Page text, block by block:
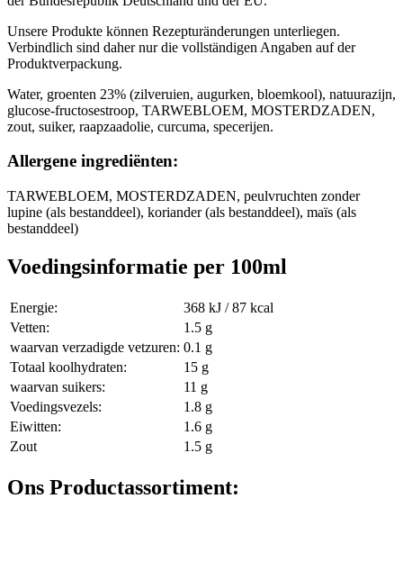
Unsere Produkte können Rezepturänderungen unterliegen.
Verbindlich sind daher nur die vollständigen Angaben auf der
Produktverpackung.
Water, groenten 23% (zilveruien, augurken, bloemkool), natuurazijn,
glucose-fructosestroop, TARWEBLOEM, MOSTERDZADEN,
zout, suiker, raapzaadolie, curcuma, specerijen.
Allergene ingrediënten:
TARWEBLOEM, MOSTERDZADEN, peulvruchten zonder
lupine (als bestanddeel), koriander (als bestanddeel), maïs (als
bestanddeel)
Voedingsinformatie per 100ml
Energie:
368 kJ / 87 kcal
Vetten:
1.5 g
waarvan verzadigde vetzuren: 0.1 g
Totaal koolhydraten:
15 g
waarvan suikers:
11 g
Voedingsvezels:
1.8 g
Eiwitten:
1.6 g
Zout
1.5 g
Ons Productassortiment: